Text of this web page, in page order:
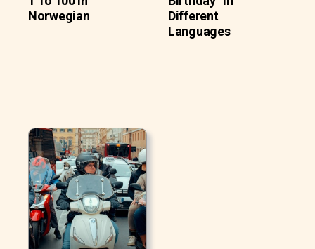
Norwegian
Different
Languages